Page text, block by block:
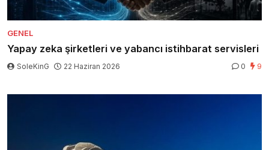
GENEL
Yapay zeka şirketleri ve yabancı istihbarat servisleri
SoleKinG 22 Haziran 2026 0 9